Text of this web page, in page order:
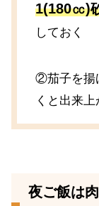
1(180㏄)
しておく
②茄子を揚
くと出来上
夜ご飯は肉